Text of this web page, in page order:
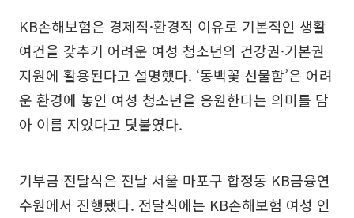
KB손해보험은 경제적·환경적 이유로 기본적인 생활
여건을 갖추기 어려운 여성 청소년의 건강권·기본권
지원에 활용된다고 설명했다. ‘동백꽃 선물함’은 어려
운 환경에 놓인 여성 청소년을 응원한다는 의미를 담
아 이름 지었다고 덧붙였다.
기부금 전달식은 전날 서울 마포구 합정동 KB금융연
수원에서 진행됐다. 전달식에는 KB손해보험 여성 인